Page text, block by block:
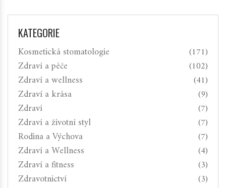
KATEGORIE
Kosmetická stomatologie (171)
Zdraví a péče (102)
Zdraví a wellness (41)
Zdraví a krása (9)
Zdraví (7)
Zdraví a životní styl (7)
Rodina a Výchova (7)
Zdraví a Wellness (4)
Zdraví a fitness (3)
Zdravotnictví (3)